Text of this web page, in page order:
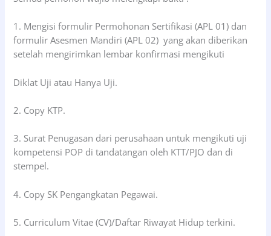
1. Mengisi formulir Permohonan Sertifikasi (APL 01) dan
formulir Asesmen Mandiri (APL 02) yang akan diberikan
setelah mengirimkan lembar konfirmasi mengikuti
Diklat Uji atau Hanya Uji.
2. Copy KTP.
3. Surat Penugasan dari perusahaan untuk mengikuti uji
kompetensi POP di tandatangan oleh KTT/PJO dan di
stempel.
4. Copy SK Pengangkatan Pegawai.
5. Curriculum Vitae (CV)/Daftar Riwayat Hidup terkini.